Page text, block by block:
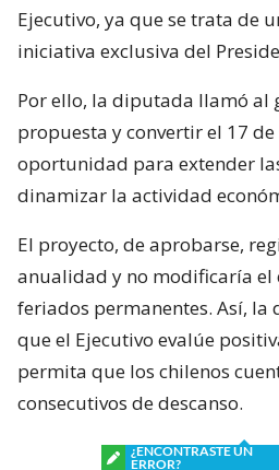
Ejecutivo, ya que se trata de
iniciativa exclusiva del
Por ello, la diputada llamó al
propuesta y convertir el 17
oportunidad para extender
dinamizar la actividad
El proyecto, de aprobarse,
anualidad y no modificaría el
feriados permanentes. Así,
que el Ejecutivo evalúe
permita que los chilenos
consecutivos de descanso.
¿ENCONTRASTE UN
ERROR?